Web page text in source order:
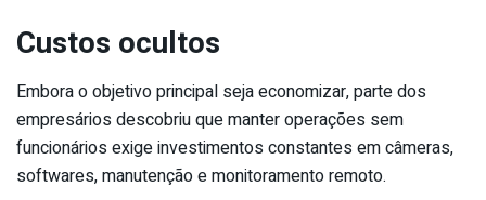
Custos ocultos
Embora o objetivo principal seja economizar, parte dos
empresários descobriu que manter operações sem
funcionários exige investimentos constantes em câmeras,
softwares, manutenção e monitoramento remoto.